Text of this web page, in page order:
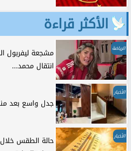
الأكثر قراءة
الرياضة
مشجعة ليفربول
انتقال محمد...
الأخبار
جدل واسع بعد
الأخبار
حالة الطقس